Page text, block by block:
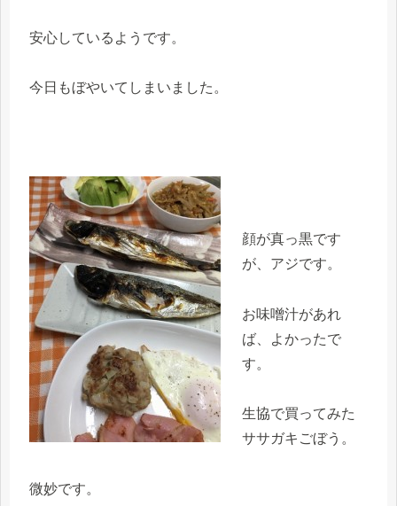
安心しているようです。
今日もぼやいてしまいました。
顔が真っ黒です
が、アジです。
お味噌汁があれ
ば、よかったで
す。
生協で買ってみた
ササガキごぼう。
微妙です。